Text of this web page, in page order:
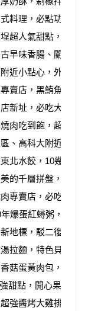
料理，必點功夫菜
超人氣甜點，新
早味香腸、關東
近小點心，外皮香
賣店，黑鮪魚季最
新址，必吃大塊
肉吃到飽，超多
、高科大附近，
北水餃，10幾種
的千層拼盤，超
專賣店，必吃每
爆蛋紅蟳粥，百
地標，駁二復古
拉麵，特色貝塩
菇蛋黃肉包，在
甜點，開心果布蕾
強醬烤大雞排，